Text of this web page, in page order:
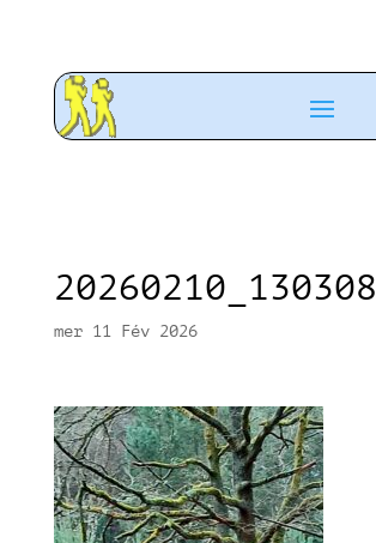
20260210_130308
mer 11 Fév 2026